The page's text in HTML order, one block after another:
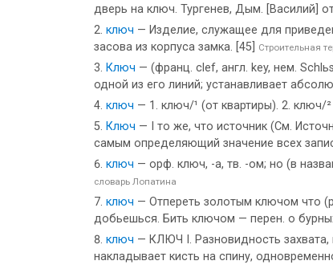
дверь на ключ. Тургенев, Дым. [Василий]
ключ — Изделие, служащее для
засова из корпуса замка. [45]
Строительная
Ключ — (франц. clef, англ. key, нем.
одной из его линий; устанавливает
ключ — 1. ключ/¹ (от квартиры). 2. ключ/
Ключ — I то же, что источник (См.
самым определяющий значение всех
ключ — орф. ключ, -а, тв. -ом; но (в
словарь Лопатина
ключ — Отпереть золотым ключом что
добьешься. Бить ключом — перен. о
ключ — КЛЮЧ I. Разновидность захвата,
накладывает кисть на спину,